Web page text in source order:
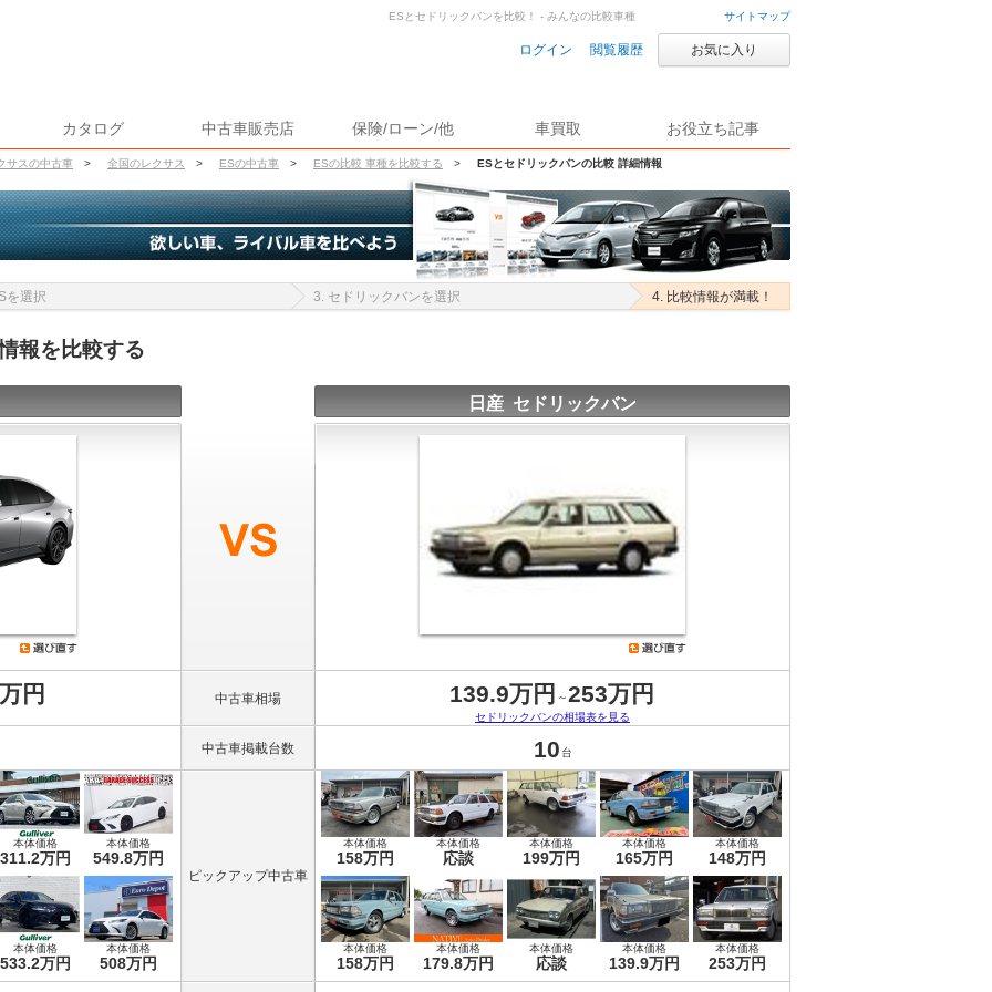
サイトマップ
ログイン 閲覧履歴 お気に入り
カタログ 中古車販売店 保険/ローン/他 車買取 お役立ち記事
サスの中古車 > 全国のレクサス > ESの中古車 > ESの比較 車種を比較する > ESとセドリックバンの比較 詳細情報
ESとセドリックバンを比較！ - みんなの比較車種
を選択 3. セドリックバンを選択 4. 比較情報が満載！
報を比較する
日産 セドリックバン
円 中古車相場 139.9万円 ～253万円
セドリックバンの相場表を見る
中古車掲載台数 10 台
本体価格
311.2万円
本体価格
549.8万円
本体価格
533.2万円
本体価格
508万円
ピックアップ中古車
本体価格
158万円
本体価格
応談
本体価格
199万円
本体価格
165万円
本体価格
148万円
本体価格
158万円
本体価格
179.8万円
本体価格
応談
本体価格
139.9万円
本体価格
253万円